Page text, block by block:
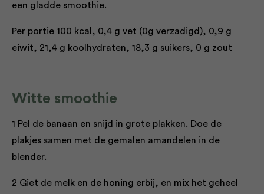
een gladde smoothie.
Per portie 100 kcal, 0,4 g vet (0g verzadigd), 0,9 g
eiwit, 21,4 g koolhydraten, 18,3 g suikers, 0 g zout
Witte smoothie
1 Pel de banaan en snijd in grote plakken. Doe de
plakjes samen met de gemalen amandelen in de
blender.
2 Giet de melk en de honing erbij, en mix het geheel